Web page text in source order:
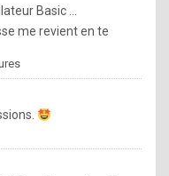
Basic ...
me revient en te